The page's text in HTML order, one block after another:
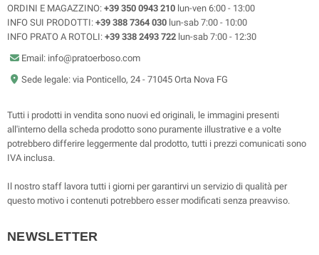
ORDINI E MAGAZZINO: +39 350 0943 210 lun-ven 6:00 - 13:00
INFO SUI PRODOTTI: +39 388 7364 030 lun-sab 7:00 - 10:00
INFO PRATO A ROTOLI: +39 338 2493 722 lun-sab 7:00 - 12:30
Email: info@pratoerboso.com
Sede legale: via Ponticello, 24 - 71045 Orta Nova FG
Tutti i prodotti in vendita sono nuovi ed originali, le immagini presenti
all'interno della scheda prodotto sono puramente illustrative e a volte
potrebbero differire leggermente dal prodotto, tutti i prezzi comunicati sono
IVA inclusa.
Il nostro staff lavora tutti i giorni per garantirvi un servizio di qualità per
questo motivo i contenuti potrebbero esser modificati senza preavviso.
NEWSLETTER